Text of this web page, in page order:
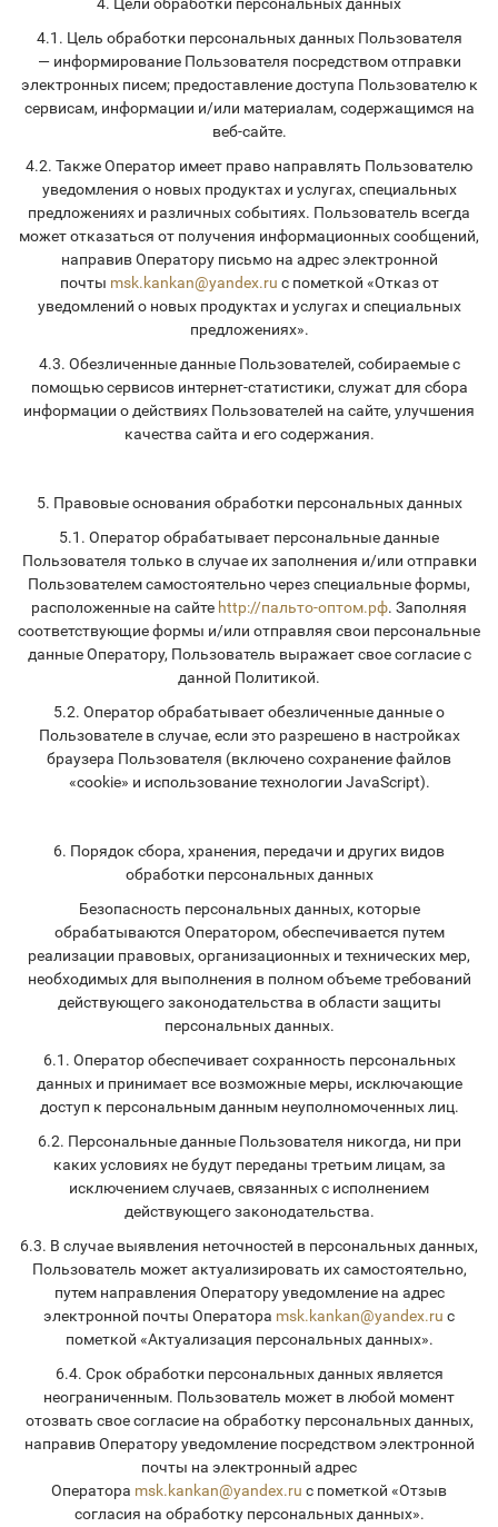
4.1. Цель обработки персональных данных Пользователя
— информирование Пользователя посредством отправки
электронных писем; предоставление доступа Пользователю к
сервисам, информации и/или материалам, содержащимся на
веб-сайте.
4.2. Также Оператор имеет право направлять Пользователю
уведомления о новых продуктах и услугах, специальных
предложениях и различных событиях. Пользователь всегда
может отказаться от получения информационных сообщений,
направив Оператору письмо на адрес электронной
почты msk.kankan@yandex.ru с пометкой «Отказ от
уведомлений о новых продуктах и услугах и специальных
предложениях».
4.3. Обезличенные данные Пользователей, собираемые с
помощью сервисов интернет-статистики, служат для сбора
информации о действиях Пользователей на сайте, улучшения
качества сайта и его содержания.
5. Правовые основания обработки персональных данных
5.1. Оператор обрабатывает персональные данные
Пользователя только в случае их заполнения и/или отправки
Пользователем самостоятельно через специальные формы,
расположенные на сайте http://пальто-оптом.рф. Заполняя
соответствующие формы и/или отправляя свои персональные
данные Оператору, Пользователь выражает свое согласие с
данной Политикой.
5.2. Оператор обрабатывает обезличенные данные о
Пользователе в случае, если это разрешено в настройках
браузера Пользователя (включено сохранение файлов
«cookie» и использование технологии JavaScript).
6. Порядок сбора, хранения, передачи и других видов
обработки персональных данных
Безопасность персональных данных, которые
обрабатываются Оператором, обеспечивается путем
реализации правовых, организационных и технических мер,
необходимых для выполнения в полном объеме требований
действующего законодательства в области защиты
персональных данных.
6.1. Оператор обеспечивает сохранность персональных
данных и принимает все возможные меры, исключающие
доступ к персональным данным неуполномоченных лиц.
6.2. Персональные данные Пользователя никогда, ни при
каких условиях не будут переданы третьим лицам, за
исключением случаев, связанных с исполнением
действующего законодательства.
6.3. В случае выявления неточностей в персональных данных,
Пользователь может актуализировать их самостоятельно,
путем направления Оператору уведомление на адрес
электронной почты Оператора msk.kankan@yandex.ru с
пометкой «Актуализация персональных данных».
6.4. Срок обработки персональных данных является
неограниченным. Пользователь может в любой момент
отозвать свое согласие на обработку персональных данных,
направив Оператору уведомление посредством электронной
почты на электронный адрес
Оператора msk.kankan@yandex.ru с пометкой «Отзыв
согласия на обработку персональных данных».